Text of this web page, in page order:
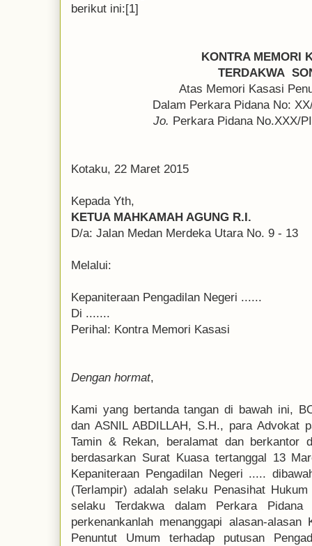
berikut ini:[1]
KONTRA MEMORI
TERDAKWA
Atas Memori Kasasi
Dalam Perkara Pidana No:
Jo. Perkara Pidana No.XXX/
Kotaku, 22 Maret 2015
Kepada Yth,
KETUA MAHKAMAH AGUNG R.I.
D/a: Jalan Medan Merdeka Utara No. 9 - 13
Melalui:
Kepaniteraan Pengadilan Negeri ......
Di .......
Perihal: Kontra Memori Kasasi
Dengan hormat,
Kami yang bertanda tangan di bawah ini,
dan ASNIL ABDILLAH, S.H., para Advokat
Tamin & Rekan, beralamat dan berkantor
berdasarkan Surat Kuasa tertanggal 13
Kepaniteraan Pengadilan Negeri .....
(Terlampir) adalah selaku Penasihat
selaku Terdakwa dalam Perkara Pidana
perkenankanlah menanggapi alasan-
Penuntut Umum terhadap putusan